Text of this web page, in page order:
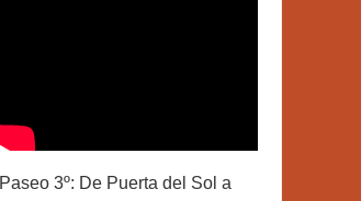
Paseo 3º: De Puerta del Sol a